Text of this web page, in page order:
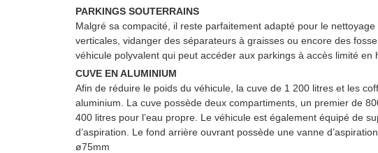
PARKINGS SOUTERRAINS
Malgré sa compacité, il reste parfaitement adapté pour le
verticales, vidanger des séparateurs à graisses ou encore des
véhicule polyvalent qui peut accéder aux parkings à accès limité en
CUVE EN ALUMINIUM
Afin de réduire le poids du véhicule, la cuve de 1 200 litres et les
aluminium. La cuve possède deux compartiments, un premier de
400 litres pour l’eau propre. Le véhicule est également équipé de
d’aspiration. Le fond arrière ouvrant possède une vanne
ø75mm